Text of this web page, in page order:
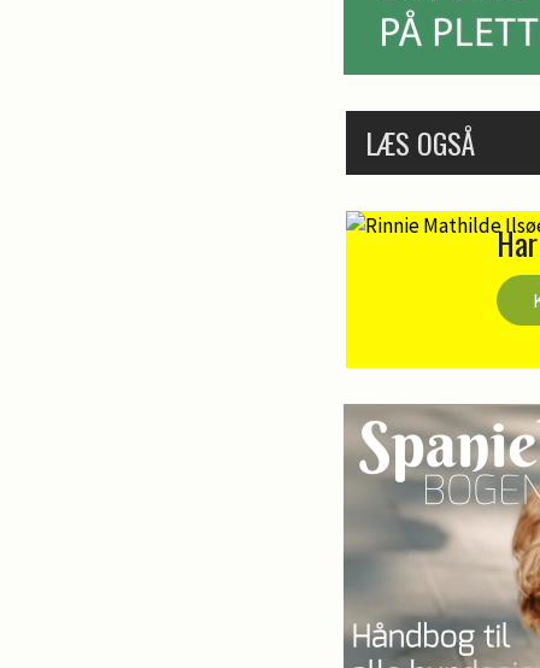
LÆS OGSÅ